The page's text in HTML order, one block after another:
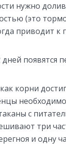
нужно
(это
приводит к
дней появятся
корни
с
три
и одну